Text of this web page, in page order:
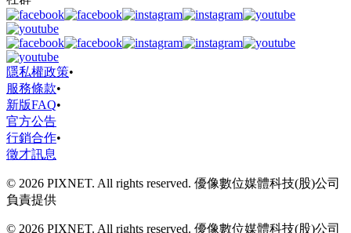
隱私權政策•
服務條款•
新版FAQ•
官方公告
行銷合作•
徵才訊息
© 2026 PIXNET. All rights reserved. 優像數位媒體科技(股)公司
負責提供
© 2026 PIXNET. All rights reserved. 優像數位媒體科技(股)公司